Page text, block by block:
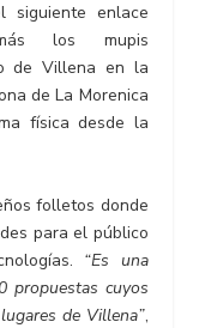
siguiente enlace
los mupis
de Villena en la
de La Morenica
física desde la
folletos donde
para el público
“Es una
propuestas cuyos
de Villena”,